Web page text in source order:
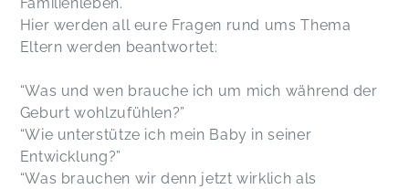
Familienleben.
Hier werden all eure Fragen rund ums Thema
Eltern werden beantwortet:
“Was und wen brauche ich um mich während der
Geburt wohlzufühlen?”
“Wie unterstütze ich mein Baby in seiner
Entwicklung?”
“Was brauchen wir denn jetzt wirklich als